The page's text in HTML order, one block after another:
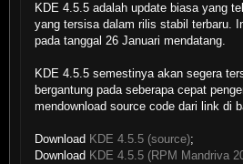
KDE 4.5.5 adalah update biasa yang
yang tersisa dalam rilis stabil terbaru.
pada tanggal 26 Januari mendatang.
KDE 4.5.5 semestinya akan segera
bergantung pada seberapa cepat
mendownload source code dari link di
Download KDE 4.5.5 (source);
Download KDE 4.5.5 (RPM Mandriva